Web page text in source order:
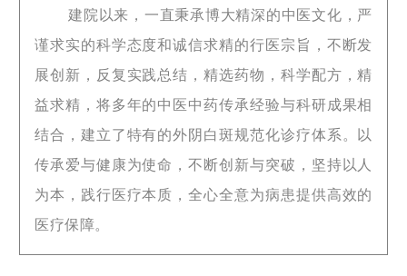
建院以来，一直秉承博大精深的中医文化，严
谨求实的科学态度和诚信求精的行医宗旨，不断发
展创新，反复实践总结，精选药物，科学配方，精
益求精，将多年的中医中药传承经验与科研成果相
结合，建立了特有的外阴白斑规范化诊疗体系。以
传承爱与健康为使命，不断创新与突破，坚持以人
为本，践行医疗本质，全心全意为病患提供高效的
医疗保障。